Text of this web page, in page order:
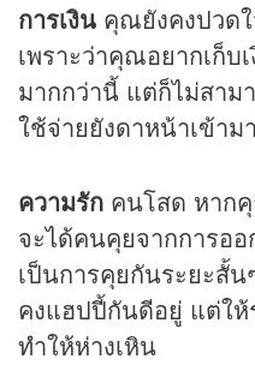
การเงิน คุณยังคงปวดใ
เพราะว่าคุณอยากเก็บ
มากกว่านี้ แต่ก็ไม่สาม
ใช้จ่ายยังดาหน้าเข้าม
ความรัก คนโสด หาก
จะได้คนคุยจากการอ
เป็นการคุยกันระยะสั้
คงแฮปปี้กันดีอยู่ แต่ใ
ทำให้ห่างเหิน